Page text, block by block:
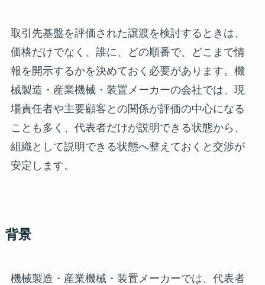
取引先基盤を評価された譲渡を検討するときは、
価格だけでなく、誰に、どの順番で、どこまで情
報を開示するかを決めておく必要があります。機
械製造・産業機械・装置メーカーの会社では、現
場責任者や主要顧客との関係が評価の中心になる
ことも多く、代表者だけが説明できる状態から、
組織として説明できる状態へ整えておくと交渉が
安定します。
背景
機械製造・産業機械・装置メーカーでは、代表者